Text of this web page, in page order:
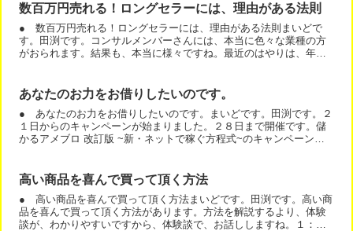
数百万円売れる！ロングセラーには、理由がある法則
● 数百万円売れる！ロングセラーには、理由がある法則まいどで
す。田渕です。コンサルメンバーさんには、本当に色々な業種の方
がおられます。結果も、本当に様々ですね。最近のはやりは、年商
あなたのお力をお借りしたいのです。
● あなたのお力をお借りしたいのです。まいどです。田渕です。２
１日からのキャンペーンが始まりました。２８日まで開催です。儲
かるアメブロ 改訂版 ~新・ネットで稼ぐ方程式~のキャンペーンに
高い商品を喜んで買って頂く方法
● 高い商品を喜んで買って頂く方法まいどです。田渕です。高い商
品を喜んで買って頂く方法があります。方法を解説するより、体験
談が、わかりやすいですから、体験談で、お話ししますね。１：強